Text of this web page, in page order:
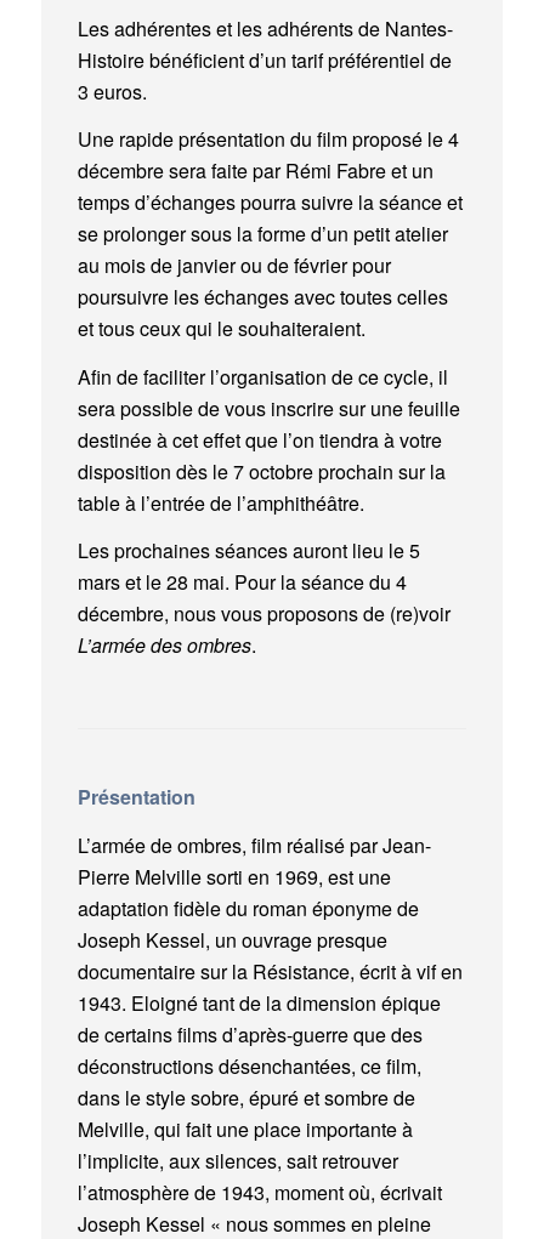
Les adhérentes et les adhérents de Nantes-
Histoire bénéficient d’un tarif préférentiel de
3 euros.
Une rapide présentation du film proposé le 4
décembre sera faite par Rémi Fabre et un
temps d’échanges pourra suivre la séance et
se prolonger sous la forme d’un petit atelier
au mois de janvier ou de février pour
poursuivre les échanges avec toutes celles
et tous ceux qui le souhaiteraient.
Afin de faciliter l’organisation de ce cycle, il
sera possible de vous inscrire sur une feuille
destinée à cet effet que l’on tiendra à votre
disposition dès le 7 octobre prochain sur la
table à l’entrée de l’amphithéâtre.
Les prochaines séances auront lieu le 5
mars et le 28 mai. Pour la séance du 4
décembre, nous vous proposons de (re)voir
L’armée des ombres.
Présentation
L’armée de ombres, film réalisé par Jean-
Pierre Melville sorti en 1969, est une
adaptation fidèle du roman éponyme de
Joseph Kessel, un ouvrage presque
documentaire sur la Résistance, écrit à vif en
1943. Eloigné tant de la dimension épique
de certains films d’après-guerre que des
déconstructions désenchantées, ce film,
dans le style sobre, épuré et sombre de
Melville, qui fait une place importante à
l’implicite, aux silences, sait retrouver
l’atmosphère de 1943, moment où, écrivait
Joseph Kessel « nous sommes en pleine